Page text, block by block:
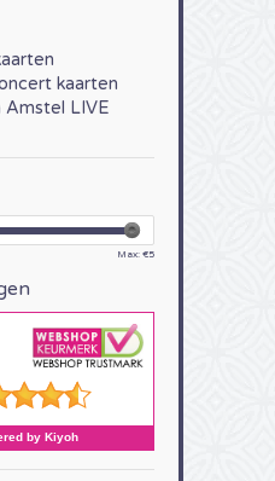
kaarten
Amstel LIVE
Max: €5